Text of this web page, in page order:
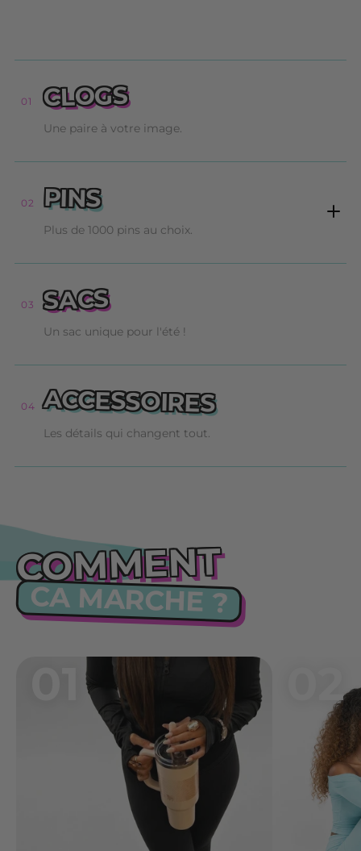
01 CLOGS
Une paire à votre image.
02 PINS
Plus de 1000 pins au choix.
03 SACS
Un sac unique pour l'été !
04 ACCESSOIRES
Les détails qui changent tout.
COMMENT
CA MARCHE ?
02